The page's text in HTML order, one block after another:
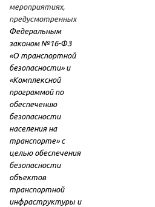
мероприятиях,
предусмотренных
Федеральным
законом №16-ФЗ
«О транспортной
безопасности» и
«Комплексной
программой по
обеспечению
безопасности
населения на
транспорте» с
целью обеспечения
безопасности
объектов
транспортной
инфраструктуры и